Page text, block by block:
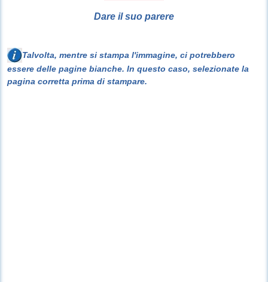
Dare il suo parere
Talvolta, mentre si stampa l'immagine, ci potrebbero
essere delle pagine bianche. In questo caso, selezionate la
pagina corretta prima di stampare.